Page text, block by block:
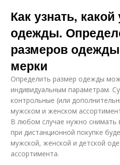
Как узнать,
одежды.
размеров
мерки
Определить размер одежды
индивидуальным параметрам.
контрольные (или
мужском и женском
В любом случае нужно снимать
при дистанционной покупке
мужской, женской и детской
ассортимента.